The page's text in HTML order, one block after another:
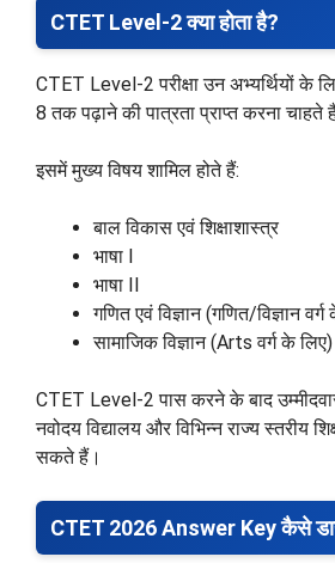
CTET Level-2 क्या होता है?
CTET Level-2 परीक्षा उन अभ्यर्थियों के
8 तक पढ़ाने की पात्रता प्राप्त करना चाहते
इसमें मुख्य विषय शामिल होते हैं:
बाल विकास एवं शिक्षाशास्त्र
भाषा I
भाषा II
गणित एवं विज्ञान (गणित/विज्ञान
सामाजिक विज्ञान (Arts वर्ग के लिए)
CTET Level-2 पास करने के बाद
नवोदय विद्यालय और विभिन्न राज्य स्तरीय
सकते हैं।
CTET 2026 Answer Key कैसे